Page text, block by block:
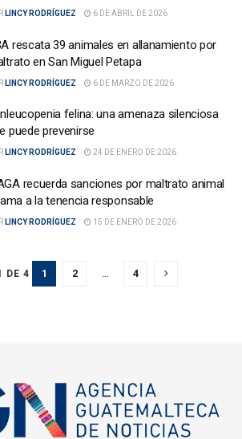
LINCY RODRÍGUEZ 6 DE ABRIL DE 2026
rescata 39 animales en allanamiento por
en San Miguel Petapa
LINCY RODRÍGUEZ 6 DE MARZO DE 2026
felina: una amenaza silenciosa
puede prevenirse
LINCY RODRÍGUEZ 24 DE ENERO DE 2026
recuerda sanciones por maltrato animal
a la tenencia responsable
LINCY RODRÍGUEZ 15 DE ENERO DE 2026
DE 4 1 2 … 4